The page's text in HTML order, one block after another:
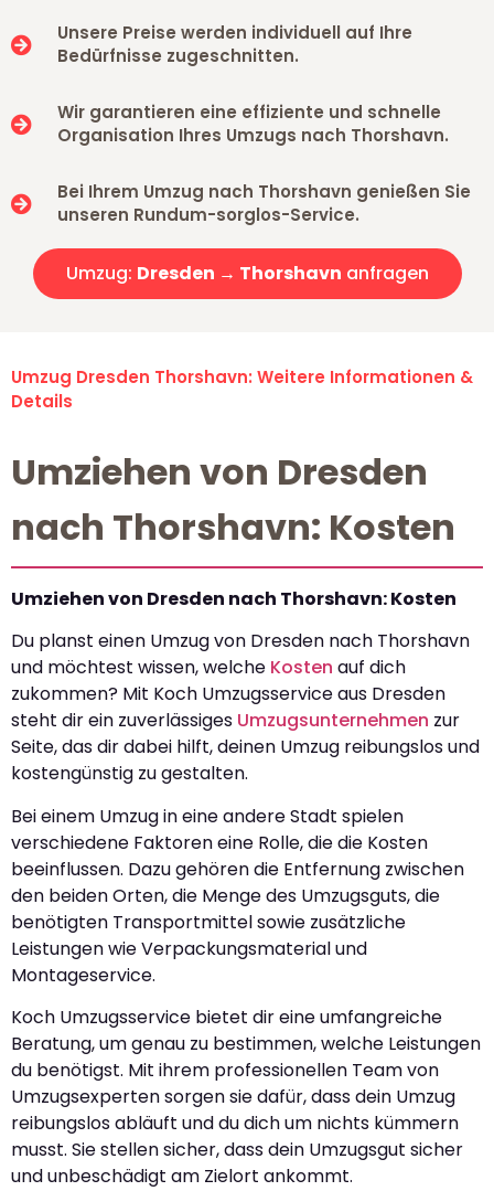
Unsere Preise werden individuell auf Ihre
Bedürfnisse zugeschnitten.
Wir garantieren eine effiziente und schnelle
Organisation Ihres Umzugs nach Thorshavn.
Bei Ihrem Umzug nach Thorshavn genießen Sie
unseren Rundum-sorglos-Service.
Umzug: Dresden → Thorshavn anfragen
Umzug Dresden Thorshavn: Weitere Informationen &
Details
Umziehen von Dresden
nach Thorshavn: Kosten
Umziehen von Dresden nach Thorshavn: Kosten
Du planst einen Umzug von Dresden nach Thorshavn
und möchtest wissen, welche Kosten auf dich
zukommen? Mit Koch Umzugsservice aus Dresden
steht dir ein zuverlässiges Umzugsunternehmen zur
Seite, das dir dabei hilft, deinen Umzug reibungslos und
kostengünstig zu gestalten.
Bei einem Umzug in eine andere Stadt spielen
verschiedene Faktoren eine Rolle, die die Kosten
beeinflussen. Dazu gehören die Entfernung zwischen
den beiden Orten, die Menge des Umzugsguts, die
benötigten Transportmittel sowie zusätzliche
Leistungen wie Verpackungsmaterial und
Montageservice.
Koch Umzugsservice bietet dir eine umfangreiche
Beratung, um genau zu bestimmen, welche Leistungen
du benötigst. Mit ihrem professionellen Team von
Umzugsexperten sorgen sie dafür, dass dein Umzug
reibungslos abläuft und du dich um nichts kümmern
musst. Sie stellen sicher, dass dein Umzugsgut sicher
und unbeschädigt am Zielort ankommt.